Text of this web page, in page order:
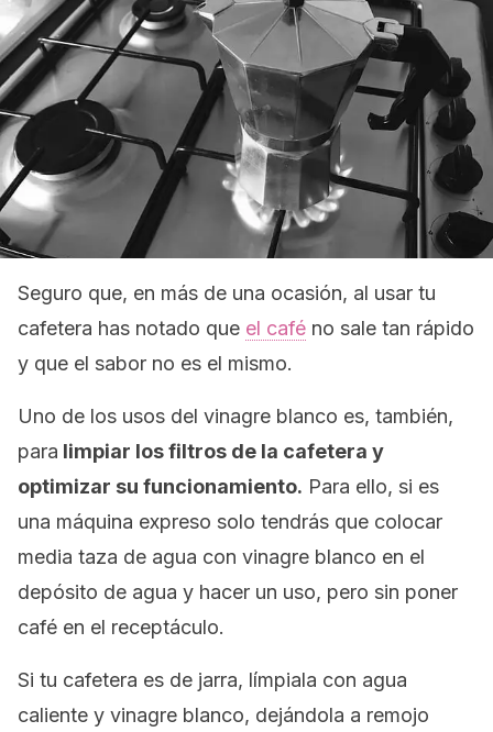
Seguro que, en más de una ocasión, al usar tu
cafetera has notado que el café no sale tan rápido
y que el sabor no es el mismo.
Uno de los usos del vinagre blanco es, también,
para limpiar los filtros de la cafetera y
optimizar su funcionamiento. Para ello, si es
una máquina expreso solo tendrás que colocar
media taza de agua con vinagre blanco en el
depósito de agua y hacer un uso, pero sin poner
café en el receptáculo.
Si tu cafetera es de jarra, límpiala con agua
caliente y vinagre blanco, dejándola a remojo